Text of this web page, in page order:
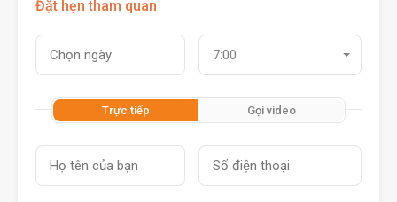
Đặt hẹn tham quan
7:00
Trực tiếp Gọi video